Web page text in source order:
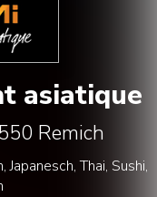
asiatique
Remich
Thai, Sushi,